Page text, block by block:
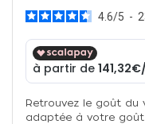
4.6/5 -
Retrouvez le goût du
adaptée à votre